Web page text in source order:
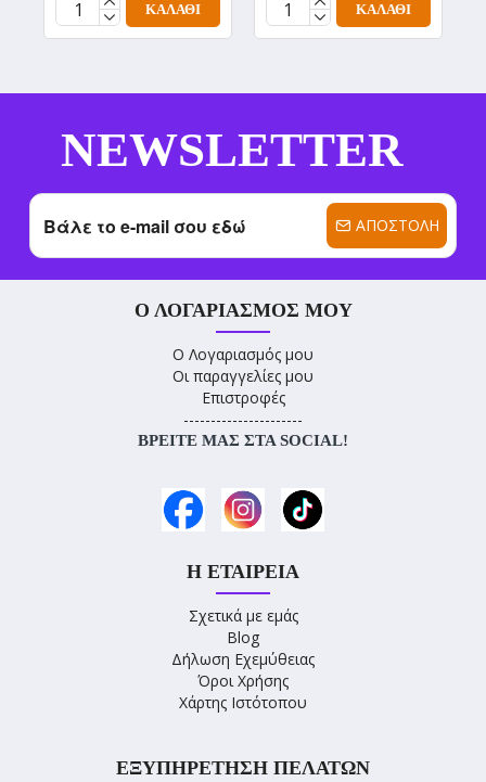
ΚΑΛΆΘΙ ΚΑΛΆΘΙ
NEWSLETTER
ΑΠΟΣΤΟΛΉ
Ο ΛΟΓΑΡΙΑΣΜΌΣ ΜΟΥ
Ο Λογαριασμός μου
Οι παραγγελίες μου
Επιστροφές
----------------------
ΒΡΕΊΤΕ ΜΑΣ ΣΤΑ SOCIAL!
Η ΕΤΑΙΡΕΊΑ
Σχετικά με εμάς
Blog
Δήλωση Εχεμύθειας
Όροι Χρήσης
Χάρτης Ιστότοπου
ΕΞΥΠΗΡΈΤΗΣΗ ΠΕΛΑΤΏΝ